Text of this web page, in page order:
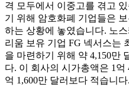
격 모두에서 이중고를 겪고
기 위해 암호화폐 기업들은
하는 상황에 놓였습니다. 노
리움 보유 기업 FG 넥서스는
을 마련하기 위해 약 4,150만
다. 이 회사의 시가총액은 1억
억 1,600만 달러보다 적습니